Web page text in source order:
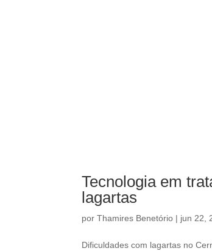
Tecnologia em
lagartas
porThamires Benetório | jun 22,
Dificuldades com lagartas no